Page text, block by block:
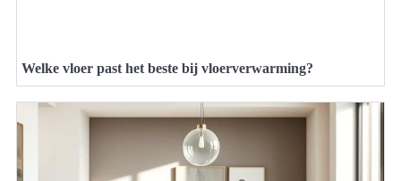
Welke vloer past het beste bij vloerverwarming?